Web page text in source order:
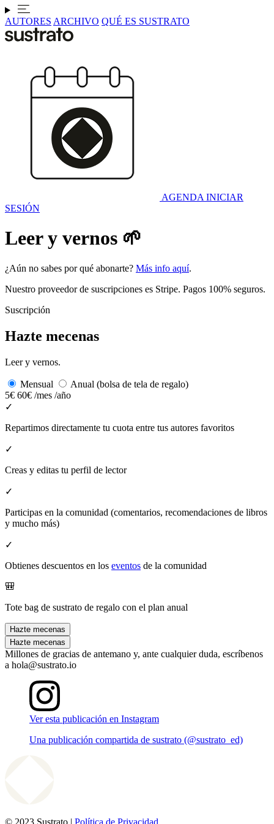
AUTORES ARCHIVO QUÉ ES SUSTRATO
AGENDA INICIAR
SESIÓN
Leer y vernos 🌱
¿Aún no sabes por qué abonarte? Más info aquí.
Nuestro proveedor de suscripciones es Stripe. Pagos 100% seguros.
Suscripción
Hazte mecenas
Leer y vernos.
Mensual
Anual (bolsa de tela de regalo)
5€ 60€ /mes /año
✓
Repartimos directamente tu cuota entre tus autores favoritos
✓
Creas y editas tu perfil de lector
✓
Participas en la comunidad (comentarios, recomendaciones de libros
y mucho más)
✓
Obtienes descuentos en los eventos de la comunidad
🎒
Tote bag de sustrato de regalo con el plan anual
Hazte mecenas
Hazte mecenas
Millones de gracias de antemano y, ante cualquier duda, escríbenos
a hola@sustrato.io
Ver esta publicación en Instagram
Una publicación compartida de sustrato (@sustrato_ed)
© 2023 Sustrato | Política de Privacidad